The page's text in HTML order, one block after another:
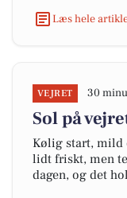
Læs hele
VEJRET 30
Sol på
Kølig start, mild
lidt friskt, men
dagen, og det